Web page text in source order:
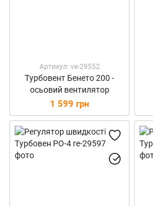
Артикул: ve-29552
Турбовент Бенето 200 -
осьовий вентилятор
1 599 грн